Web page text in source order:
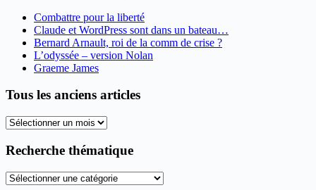
Combattre pour la liberté
Claude et WordPress sont dans un bateau…
Bernard Arnault, roi de la comm de crise ?
L’odyssée – version Nolan
Graeme James
Tous les anciens articles
Tous
anciens
Recherche thématique
Recherche